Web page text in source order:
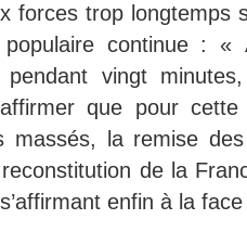
forces trop longtemps
continue : «
vingt
que pour
massés, la remise
de la
enfin à la